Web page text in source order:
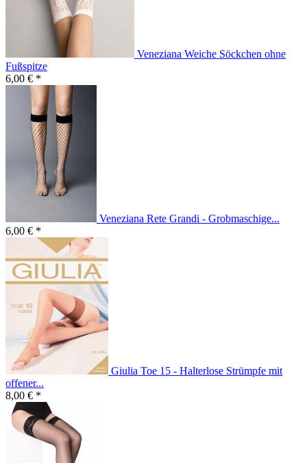
Veneziana Weiche Söckchen ohne
Fußspitze
6,00 € *
Veneziana Rete Grandi - Grobmaschige...
6,00 € *
Giulia Toe 15 - Halterlose Strümpfe mit
offener...
8,00 € *